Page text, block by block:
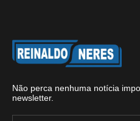
Não perca nenhuma notícia
newsletter.